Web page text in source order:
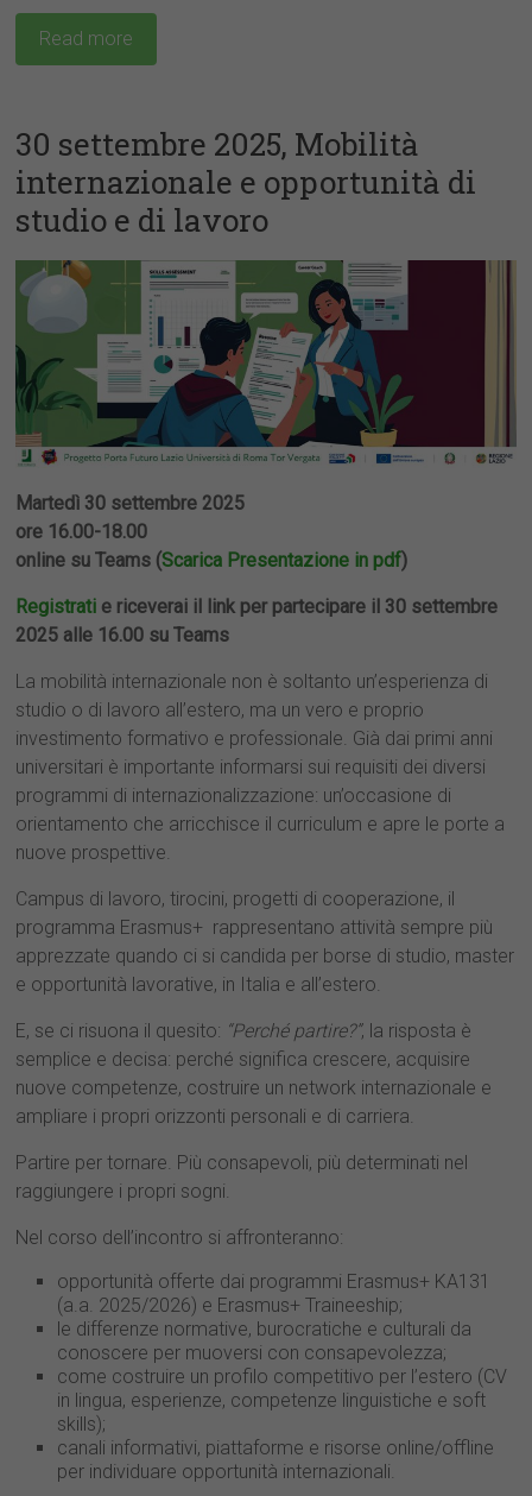
Read more
30 settembre 2025, Mobilità
internazionale e opportunità di
studio e di lavoro
Martedì 30 settembre 2025
ore 16.00-18.00
online su Teams (Scarica Presentazione in pdf)
Registrati e riceverai il link per partecipare il 30 settembre
2025 alle 16.00 su Teams
La mobilità internazionale non è soltanto un’esperienza di
studio o di lavoro all’estero, ma un vero e proprio
investimento formativo e professionale. Già dai primi anni
universitari è importante informarsi sui requisiti dei diversi
programmi di internazionalizzazione: un’occasione di
orientamento che arricchisce il curriculum e apre le porte a
nuove prospettive.
Campus di lavoro, tirocini, progetti di cooperazione, il
programma Erasmus+ rappresentano attività sempre più
apprezzate quando ci si candida per borse di studio, master
e opportunità lavorative, in Italia e all’estero.
E, se ci risuona il quesito: “Perché partire?”, la risposta è
semplice e decisa: perché significa crescere, acquisire
nuove competenze, costruire un network internazionale e
ampliare i propri orizzonti personali e di carriera.
Partire per tornare. Più consapevoli, più determinati nel
raggiungere i propri sogni.
Nel corso dell’incontro si affronteranno:
opportunità offerte dai programmi Erasmus+ KA131
(a.a. 2025/2026) e Erasmus+ Traineeship;
le differenze normative, burocratiche e culturali da
conoscere per muoversi con consapevolezza;
come costruire un profilo competitivo per l’estero (CV
in lingua, esperienze, competenze linguistiche e soft
skills);
canali informativi, piattaforme e risorse online/offline
per individuare opportunità internazionali.